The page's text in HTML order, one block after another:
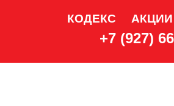
КОДЕКС АКЦИИ
+7 (927)